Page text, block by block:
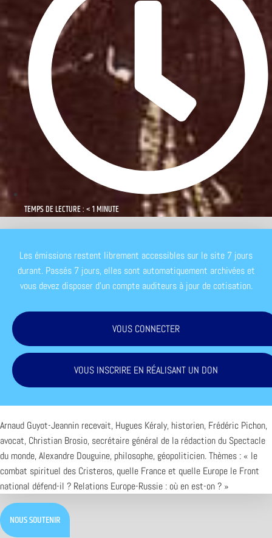
TEMPS DE LECTURE : < 1 MINUTE
Les émissions restent librement accessibles sur le site 7 jours
durant. Passés 7 jours, elles sont automatiquement archivées et
vous devez disposer d'un compte auditeurs à jour de cotisation.
VOUS CONNECTER
VOUS INSCRIRE EN RÉALISANT UN DON
Arnaud Guyot-Jeannin recevait, Hugues Kéraly, historien, Frédéric Pichon,
avocat, Christian Brosio, secrétaire général de la rédaction du Spectacle
du monde, Alexandre Douguine, philosophe, géopoliticien. Thèmes : « le
combat spirituel des Cristeros, quelle France et quelle Europe le Front
national défend-il ? Relations Europe-Russie : où en est-on ? »
NOUS SOUTENIR